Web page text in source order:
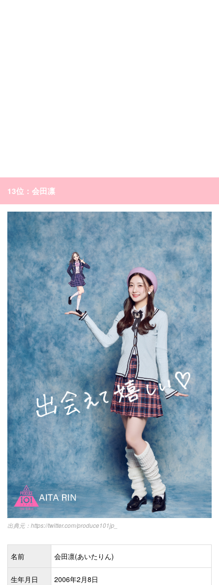
13位：会田凛
https://twitter.com/produce101jp_
名前 会田凛(あいたりん)
生年月日 2006年2月8日